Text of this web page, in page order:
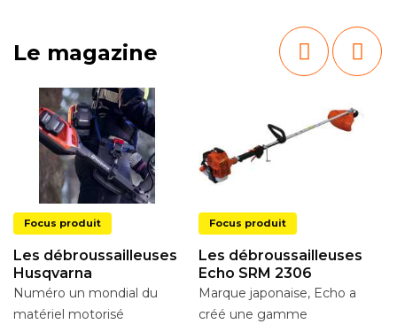
Le magazine
Focus produit
Les débroussailleuses
Husqvarna
Numéro un mondial du
matériel motorisé
Focus produit
Les débroussailleuses
Echo SRM 2306
Marque japonaise, Echo a
créé une gamme